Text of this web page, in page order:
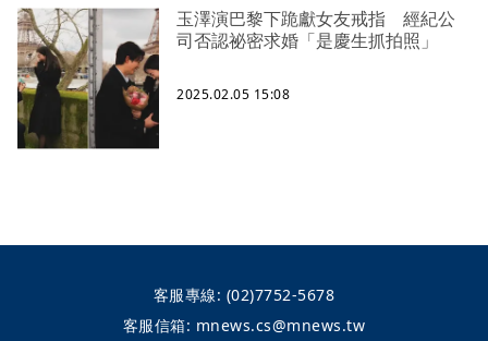
玉澤演巴黎下跪獻女友戒指 經紀公
司否認祕密求婚「是慶生抓拍照」
2025.02.05 15:08
客服專線: (02)7752-5678
客服信箱: mnews.cs@mnews.tw